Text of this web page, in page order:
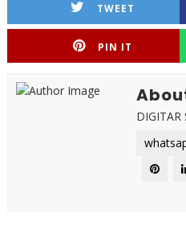
TWEET
PIN IT
DIGITAR